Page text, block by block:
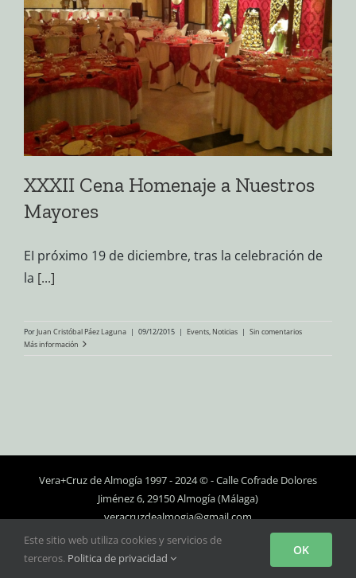
XXXII Cena Homenaje a Nuestros
Mayores
EI próximo 19 de diciembre, tras la celebración de
la [...]
PorJuan Cristóbal Páez Laguna | 09/12/2015 | Events, Noticias | Sin comentarios
Más información
Vera+Cruz de Almogía 1997 - 2024 © - Calle Cofrade Dolores
Jiménez 6, 29150 Almogía (Málaga)
veracruzdealmogia@gmail.com
FacebookPersonalizado
Este sitio web utiliza cookies y servicios de
terceros. Politica de privacidad
OK